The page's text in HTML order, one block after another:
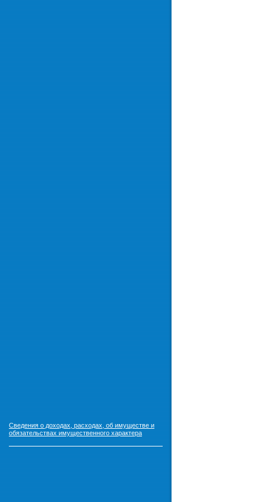
Сведения о доходах, расходах, об имуществе и
обязательствах имущественного характера